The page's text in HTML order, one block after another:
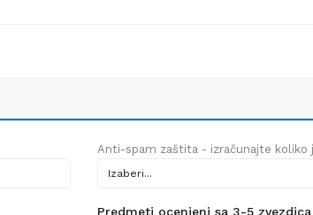
Anti-spam zaštita - izračunajte koliko
Predmeti ocenjeni sa 3-5